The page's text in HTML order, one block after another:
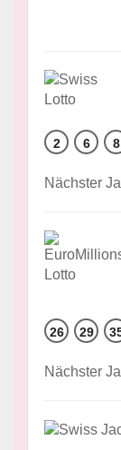
2 6 8
Nächster
26 29
Nächster